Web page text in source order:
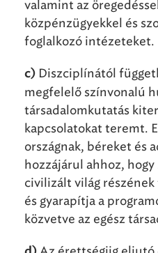
valamint az
közpénzügyekkel és
foglalkozó intézeteket.
c) Diszciplínától
megfelelő színvonalú
társadalomkutatás
kapcsolatokat teremt.
országnak, béreket és
hozzájárul ahhoz, hogy
civilizált világ
és gyarapítja a
közvetve az egész